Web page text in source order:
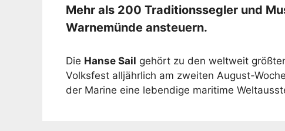
Mehr als 200 Traditionssegler und
Warnemünde ansteuern.
Die Hanse Sail gehört zu den weltweit
Volksfest alljährlich am zweiten August-
der Marine eine lebendige maritime